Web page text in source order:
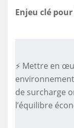
Enjeu clé
⚡ Mettre en
de surcharge
l’équilibre